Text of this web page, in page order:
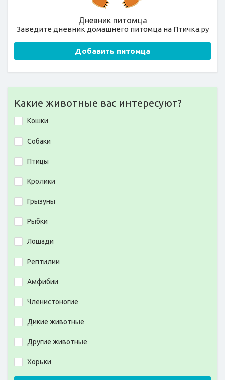
Дневник питомца
Заведите дневник домашнего питомца на Птичка.ру
Добавить питомца
Какие животные вас интересуют?
Кошки
Собаки
Птицы
Кролики
Грызуны
Рыбки
Лошади
Рептилии
Амфибии
Членистоногие
Дикие животные
Другие животные
Хорьки